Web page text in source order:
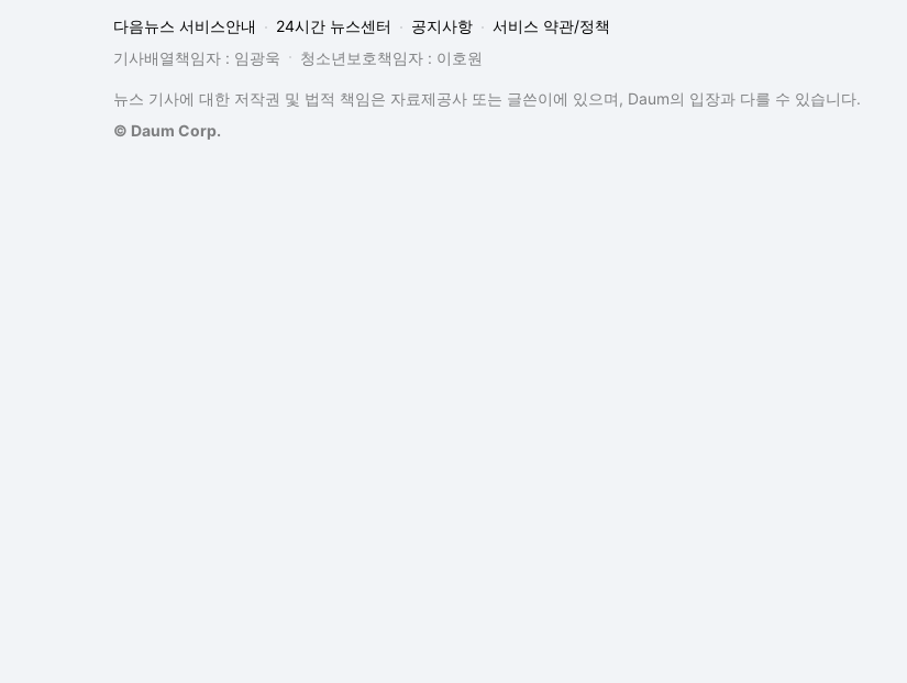
다음뉴스 서비스안내 24시간 뉴스센터 공지사항
서비스 약관/정책
기사배열책임자 : 임광욱
청소년보호책임자 : 이호원
뉴스 기사에 대한 저작권 및 법적 책임은 자료제공사 또는 글쓴이에 있으며, Daum의 입장과 다를 수 있습니다.
© Daum Corp.